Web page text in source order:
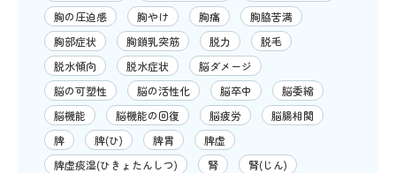
胸の圧迫感
胸やけ 胸痛
胸脇苦満
胸部症状
胸鎖乳突筋 脱力
脱毛
脱水傾向
脱水症状
脳ダメージ
脳の可塑性
脳の活性化 脳卒中
脳委縮
脳機能
脳機能の回復 脳疲労
脳腸相関
脾
脾(ひ) 脾胃
脾虚
脾虚痰湿(ひきょたんしつ)
腎
腎(じん)